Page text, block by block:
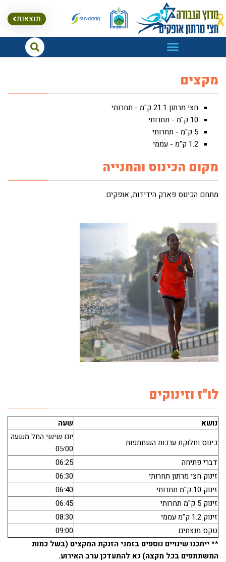
תוצאות
מקצים
חצי מרתון 21.1 ק"מ - תחרותי
10 ק"מ - תחרותי
5 ק"מ - תחרותי
1.2 ק"מ - עממי
מקום הכינוס והחנייה
מתחם הכינוס פארק הידידות, אופקים.
לו"ז וזינוקים
נושא
שעה
כינוס וחלוקת ערכות השתתפות
יום שישי החל משעה
05:00
דברי פתיחה
06:25
זינוק חצי מרתון תחרותי
06:30
זינוק 10 ק"מ תחרותי
06:40
זינוק 5 ק"מ תחרותי
06:45
זינוק 1.2 ק"מ עממי
08:30
טקס מנצחים
09:00
** ייתכנו שינויים נוספים בזמני הזנקת המקצים (בשל כמות
המשתתפים בכל מקצה) נא להתעדכן ערב האירוע.